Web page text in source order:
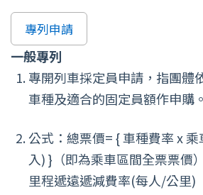
專列申請
一般專列
專開列車採定員申請，指團體
車種及適合的固定員額作申購。
公式：總票價= { 車種費率 x
入) }（即為乘車區間全票票價
里程遞遠遞減費率(每人/公里)